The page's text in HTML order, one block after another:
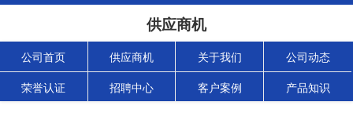
供应商机
公司首页 供应商机 关于我们 公司动态
荣誉认证 招聘中心 客户案例 产品知识